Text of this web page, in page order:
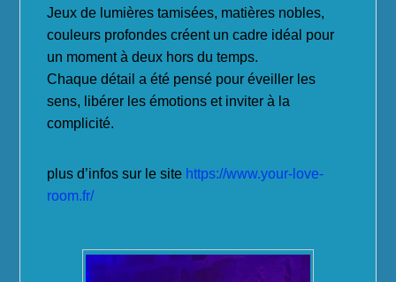
Jeux de lumières tamisées, matières nobles,
couleurs profondes créent un cadre idéal pour
un moment à deux hors du temps.
Chaque détail a été pensé pour éveiller les
sens, libérer les émotions et inviter à la
complicité.
plus d’infos sur le site https://www.your-love-
room.fr/